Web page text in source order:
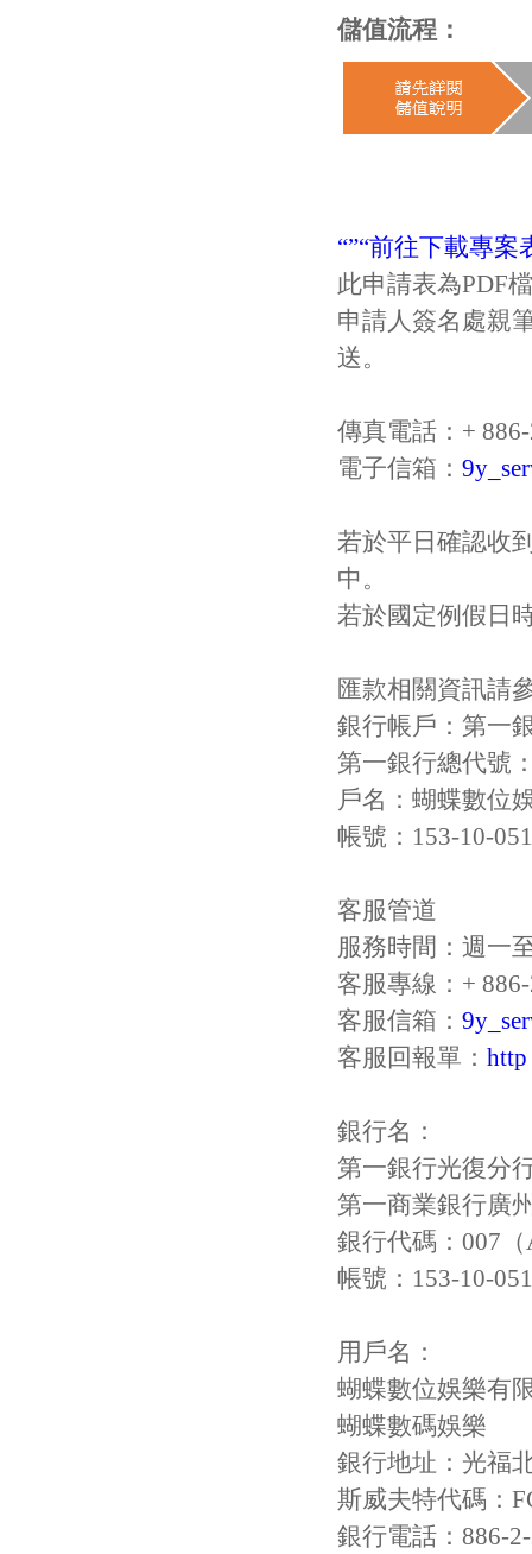
儲值流程：
“”“前往下載專案
此申請表為PDF
申請人簽名處親
送。
傳真電話：+
電子信箱：
若於平日確認收
中。
若於國定例假日
匯款相關資訊請
銀行帳戶：第一
第一銀行總代號
戶名：蝴蝶數位
帳號：153-10-
客服管道
服務時間：週一
客服專線：+
客服信箱：
客服回報單： http
銀行名：
第一銀行光復分
第一商業銀行廣
銀行代碼：007
帳號：153-10-
用戶名：
蝴蝶數位娛樂有
蝴蝶數碼娛樂
銀行地址：光福
斯威夫特代碼：
銀行電話：886-